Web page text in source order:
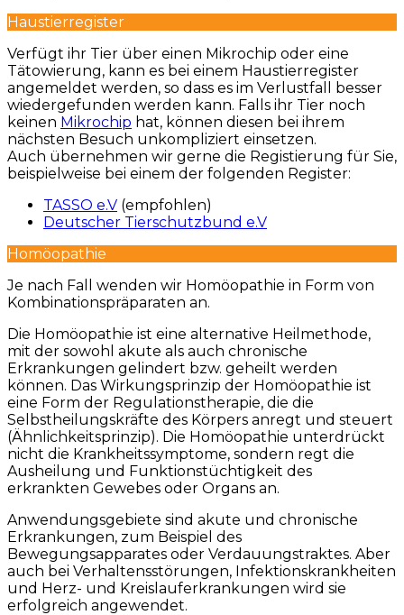
Haustierregister
Verfügt ihr Tier über einen Mikrochip oder eine
Tätowierung, kann es bei einem Haustierregister
angemeldet werden, so dass es im Verlustfall besser
wiedergefunden werden kann. Falls ihr Tier noch
keinen Mikrochip hat, können diesen bei ihrem
nächsten Besuch unkompliziert einsetzen.
Auch übernehmen wir gerne die Registierung für Sie,
beispielweise bei einem der folgenden Register:
TASSO e.V (empfohlen)
Deutscher Tierschutzbund e.V
Homöopathie
Je nach Fall wenden wir Homöopathie in Form von
Kombinationspräparaten an.
Die Homöopathie ist eine alternative Heilmethode,
mit der sowohl akute als auch chronische
Erkrankungen gelindert bzw. geheilt werden
können. Das Wirkungsprinzip der Homöopathie ist
eine Form der Regulationstherapie, die die
Selbstheilungskräfte des Körpers anregt und steuert
(Ähnlichkeitsprinzip). Die Homöopathie unterdrückt
nicht die Krankheitssymptome, sondern regt die
Ausheilung und Funktionstüchtigkeit des
erkrankten Gewebes oder Organs an.
Anwendungsgebiete sind akute und chronische
Erkrankungen, zum Beispiel des
Bewegungsapparates oder Verdauungstraktes. Aber
auch bei Verhaltensstörungen, Infektionskrankheiten
und Herz- und Kreislauferkrankungen wird sie
erfolgreich angewendet.